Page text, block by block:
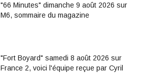
"66 Minutes" dimanche 9 août 2026 sur
M6, sommaire du magazine
"Fort Boyard" samedi 8 août 2026 sur
France 2, voici l'équipe reçue par Cyril